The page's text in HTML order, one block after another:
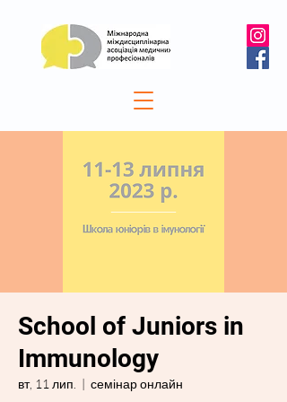
School of Juniors in
Immunology
вт, 11 лип.
  |
семінар онлайн